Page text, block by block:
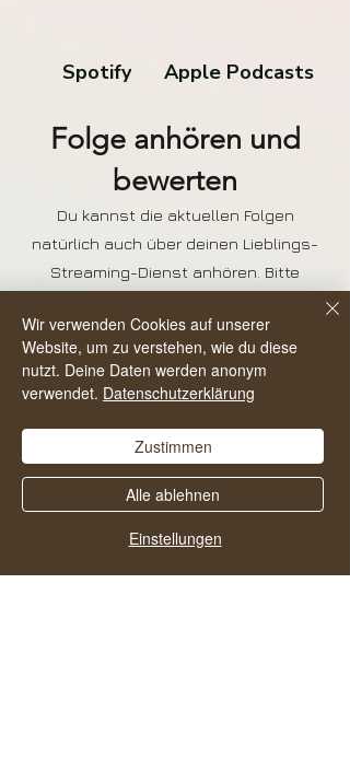
Spotify Apple Podcasts
Folge anhören und
bewerten
Du kannst die aktuellen Folgen
natürlich auch über deinen Lieblings-
Streaming-Dienst anhören. Bitte
da, das hilft anderen den Podcast zu
finden und noch mehr Menschen in ein
alkoholfreies und zufriedenes Leben zu
Wir verwenden Cookies auf unserer
Website, um zu verstehen, wie du diese
nutzt. Deine Daten werden anonym
verwendet. Datenschutzerklärung
Einstellungen
Alle ablehnen
Zustimmen